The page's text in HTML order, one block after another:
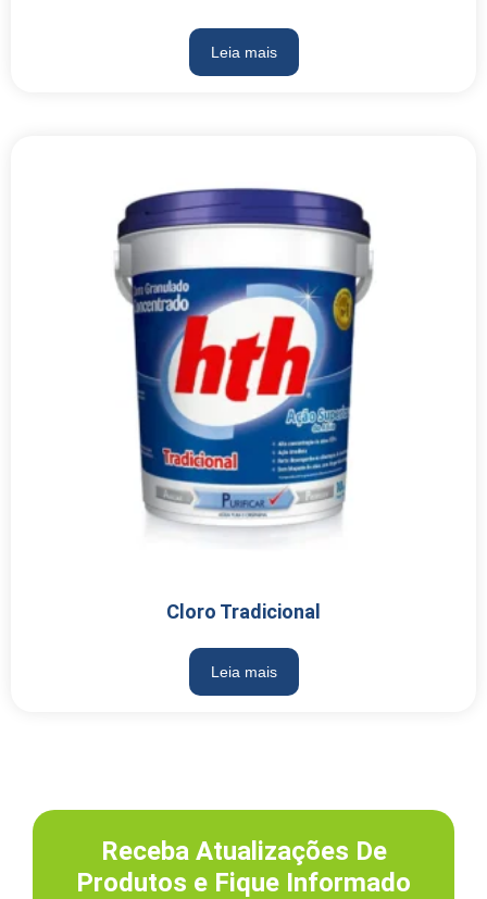
Leia mais
Cloro Tradicional
Leia mais
Receba Atualizações De
Produtos e Fique Informado